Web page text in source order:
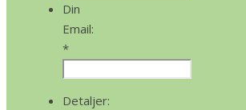
Din
Email:
*
Detaljer: